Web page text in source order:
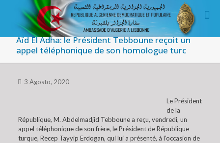
Aïd El Adha: le Président Tebboune reçoit un
appel téléphonique de son homologue turc
3 Agosto, 2020
Le Président
de la
République, M. Abdelmadjid Tebboune a reçu, vendredi, un
appel téléphonique de son frère, le Président de République
turque, Recep Tayyip Erdogan, qui lui a présenté, à l’occasion de